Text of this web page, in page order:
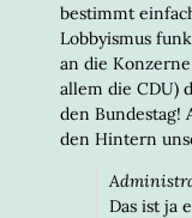
bestimmt
Lobbyismus
an die
allem die CDU)
den Bundestag!
den Hintern
Das ist ja